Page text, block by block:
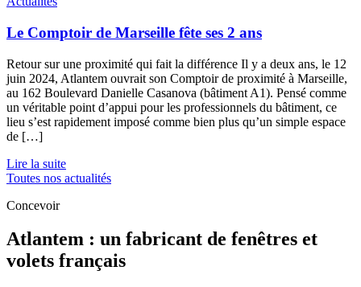
Le Comptoir de Marseille fête ses 2 ans
Retour sur une proximité qui fait la différence Il y a deux ans, le 12
juin 2024, Atlantem ouvrait son Comptoir de proximité à Marseille,
au 162 Boulevard Danielle Casanova (bâtiment A1). Pensé comme
un véritable point d’appui pour les professionnels du bâtiment, ce
lieu s’est rapidement imposé comme bien plus qu’un simple espace
de […]
Lire la suite
Toutes nos actualités
Concevoir
Atlantem : un fabricant de fenêtres et
volets français